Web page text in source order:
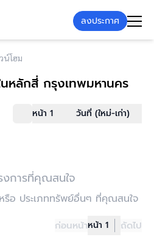
ลงประกาศ
น์โฮม
นหลักสี่ กรุงเทพมหานคร
หน้า 1 วันที่ (ใหม่-เก่า)
งการที่คุณสนใจ
อ ประเภททรัพย์อื่นๆ ที่คุณสนใจ
ก่อนหน้าหน้า 1 ถัดไป